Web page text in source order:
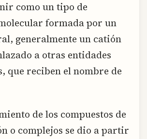
como un tipo de
formada por un
generalmente un catión
a otras entidades
que reciben el nombre de
de los compuestos de
o complejos se dio a partir